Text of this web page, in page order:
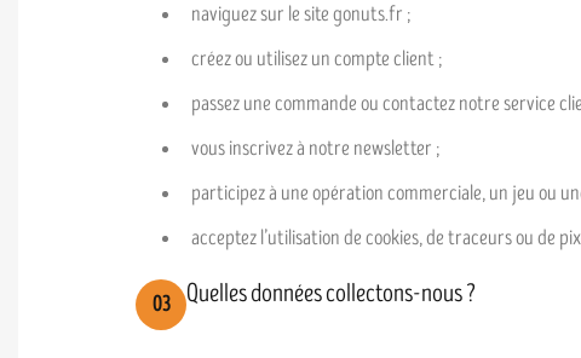
naviguez sur le site gonuts.fr ;
créez ou utilisez un compte client ;
passez une commande ou contactez notre service
vous inscrivez à notre newsletter ;
participez à une opération commerciale, un jeu ou
acceptez l’utilisation de cookies, de traceurs ou de
03 Quelles données collectons-nous ?